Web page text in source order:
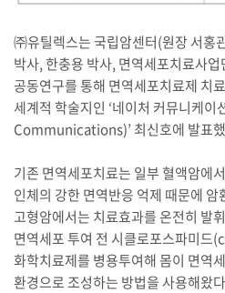
㈜유틸렉스는 국립암센터(원장 서홍
박사, 한충용 박사, 면역세포치료사
공동연구를 통해 면역세포치료제 치
세계적 학술지인 ‘네이처 커뮤니케
Communications)’ 최신호에 발표
기존 면역세포치료는 일부 혈액암에
인체의 강한 면역반응 억제 때문에
고형암에서는 치료효과를 온전히 발
면역세포 투여 전 시클로포스파미
화학치료제를 병용투여해 몸이 면역
환경으로 조성하는 방법을 사용해왔